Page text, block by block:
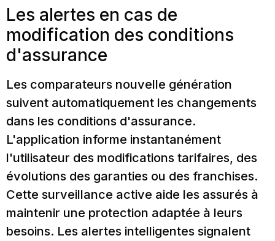
Les alertes en cas de
modification des conditions
d'assurance
Les comparateurs nouvelle génération
suivent automatiquement les changements
dans les conditions d'assurance.
L'application informe instantanément
l'utilisateur des modifications tarifaires, des
évolutions des garanties ou des franchises.
Cette surveillance active aide les assurés à
maintenir une protection adaptée à leurs
besoins. Les alertes intelligentes signalent